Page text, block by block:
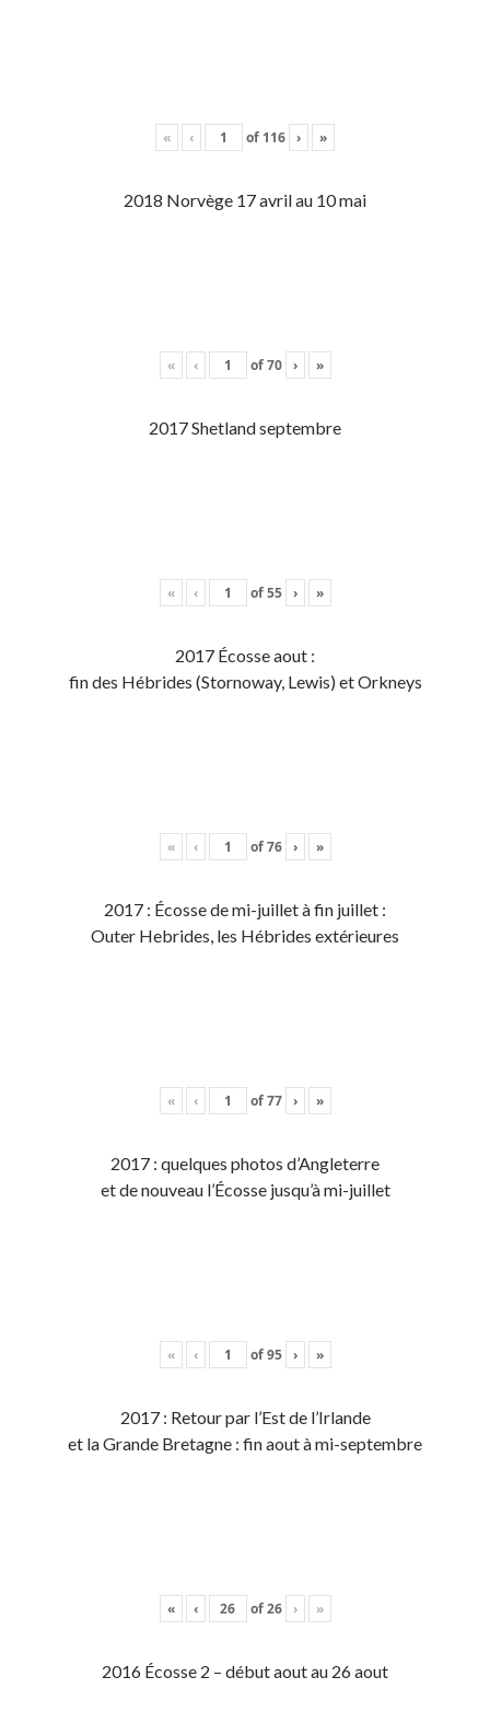
« ‹ of 116 › »
2018 Norvège 17 avril au 10 mai
« ‹ of70 › »
2017 Shetland septembre
« ‹ of55 › »
2017 Écosse aout :
fin des Hébrides (Stornoway, Lewis) et Orkneys
« ‹ of76 › »
2017 : Écosse de mi-juillet à fin juillet :
Outer Hebrides, les Hébrides extérieures
« ‹ of77 › »
2017 : quelques photos d’Angleterre
et de nouveau l’Écosse jusqu’à mi-juillet
« ‹ of95 › »
2017 : Retour par l’Est de l’Irlande
et la Grande Bretagne : fin aout à mi-septembre
« ‹ of26 › »
2016 Écosse 2 – début aout au 26 aout